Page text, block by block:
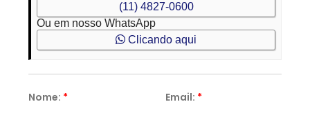
(11) 4827-0600
Ou em nosso WhatsApp
Clicando aqui
Nome: * Email: *